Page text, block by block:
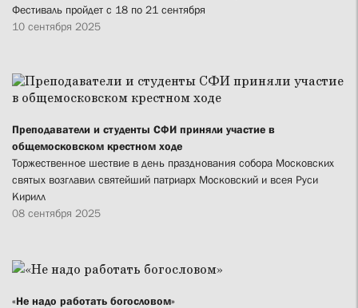
Фестиваль пройдет с 18 по 21 сентября
10 сентября 2025
Преподаватели и студенты СФИ приняли участие в
общемосковском крестном ходе
Торжественное шествие в день празднования собора Московских
святых возглавил святейший патриарх Московский и всея Руси
Кирилл
08 сентября 2025
«Не надо работать богословом»